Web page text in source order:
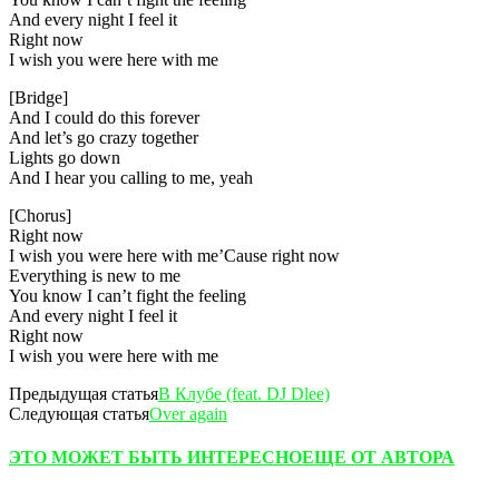
And every night I feel it
Right now
I wish you were here with me
[Bridge]
And I could do this forever
And let’s go crazy together
Lights go down
And I hear you calling to me, yeah
[Chorus]
Right now
I wish you were here with me’Cause right now
Everything is new to me
You know I can’t fight the feeling
And every night I feel it
Right now
I wish you were here with me
Предыдущая статьяВ Клубе (feat. DJ Dlee)
Следующая статьяOver again
ЭТО МОЖЕТ БЫТЬ ИНТЕРЕСНОЕЩЕ ОТ АВТОРА